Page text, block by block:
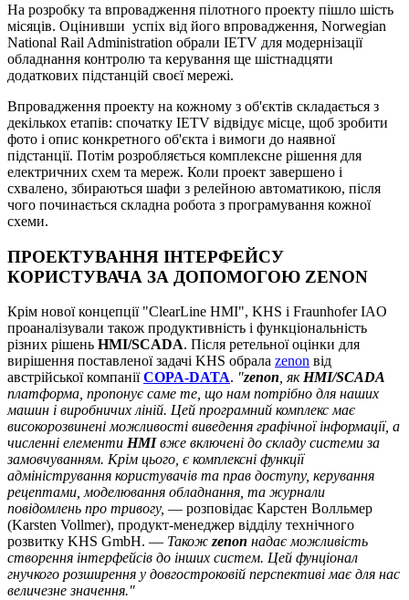
На розробку та впровадження пілотного проекту пішло шість
місяців. Оцінивши успіх від його впровадження, Norwegian
National Rail Administration обрали IETV для модернізації
обладнання контролю та керування ще шістнадцяти
додаткових підстанцій своєї мережі.
Впровадження проекту на кожному з об'єктів складається з
декількох етапів: спочатку IETV відвідує місце, щоб зробити
фото і опис конкретного об'єкта і вимоги до наявної
підстанції. Потім розробляється комплексне рішення для
електричних схем та мереж. Коли проект завершено і
схвалено, збираються шафи з релейною автоматикою, після
чого починається складна робота з програмування кожної
схеми.
ПРОЕКТУВАННЯ ІНТЕРФЕЙСУ
КОРИСТУВАЧА ЗА ДОПОМОГОЮ ZENON
Крім нової концепції "ClearLine HMI", KHS і Fraunhofer IAO
проаналізували також продуктивність і функціональність
різних рішень HMI/SCADA. Після ретельної оцінки для
вирішення поставленої задачі KHS обрала zenon від
австрійської компаніїCOPA-DATA. "zenon , як HMI/SCADA
платформа, пропонує саме те, що нам потрібно для наших
машин і виробничих ліній. Цей програмний комплекс має
високорозвинені можливості виведення графічної інформації, а
численні елементи HMIвже включені до складу системи за
замовчуванням. Крім цього, є комплексні функції
адміністрування користувачів та прав доступу, керування
рецептами, моделювання обладнання, та журнали
повідомлень про тривогу, — розповідає Карстен Волльмер
(Karsten Vollmer), продукт-менеджер відділу технічного
розвитку KHS GmbH. — Також zenon надає можливість
створення інтерфейсів до інших систем. Цей фунціонал
гнучкого розширення у довгостроковій перспективі має для нас
величезне значення."